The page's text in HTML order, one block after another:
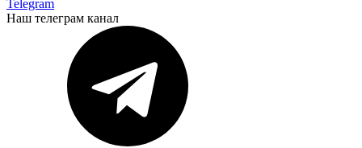
Telegram
Наш телеграм канал